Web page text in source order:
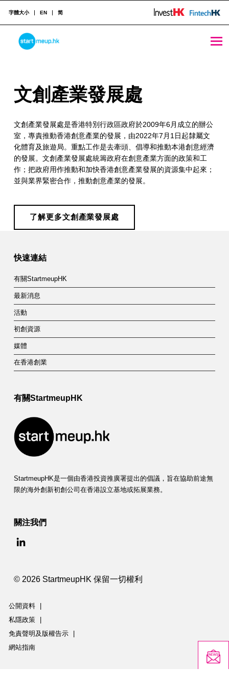
文創產業發展處 - StartmeupHK
STARTMEUPHK
STARTMEUPHK FESTIVAL IS THE LEADING STARTUP AND INNOVATION CONFERENCE EVENT IN HONG KONG
字體大小 EN 简
文
產
業
發
展
處
文創產業發展處
文創產業發展處是香港特別行政區政府於2009年6月成立的辦公
室，專責推動香港創意產業的發展，由2022年7月1日起隸屬文
化體育及旅遊局。重點工作是去牽頭、倡導和推動本港創意經濟
的發展。文創產業發展處統籌政府在創意產業方面的政策和工
作；把政府用作推動和加快香港創意產業發展的資源集中起來；
並與業界緊密合作，推動創意產業的發展。
了解更多文創產業發展處
Skip back to main navigation
快速連結
有關StartmeupHK
最新消息
活動
初創資源
媒體
在香港創業
有關StartmeupHK
StartmeupHK是一個由香港投資推廣署提出的倡議，旨在協助前途無
限的海外創新初創公司在香港設立基地或拓展業務。
關注我們
© 2026 StartmeupHK 保留一切權利
公開資料
私隱政策
免責聲明及版權告示
網站指南